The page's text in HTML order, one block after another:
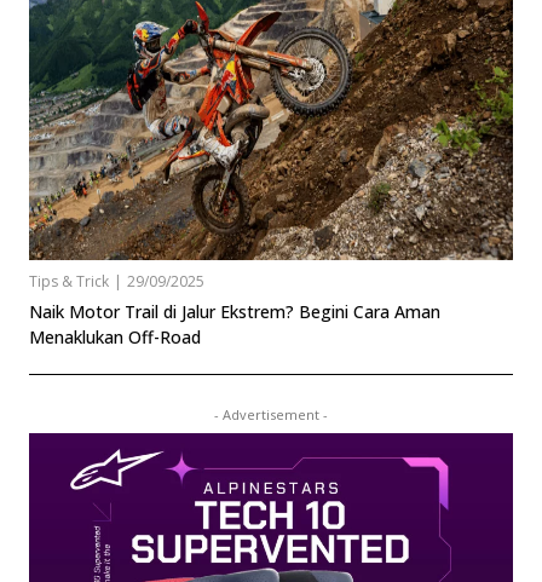
Tips & Trick 29/09/2025
Naik Motor Trail di Jalur Ekstrem? Begini Cara Aman
Menaklukan Off-Road
- Advertisement -